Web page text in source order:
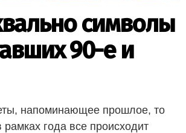
символы
90-е и
напоминающее прошлое, то
года все происходит